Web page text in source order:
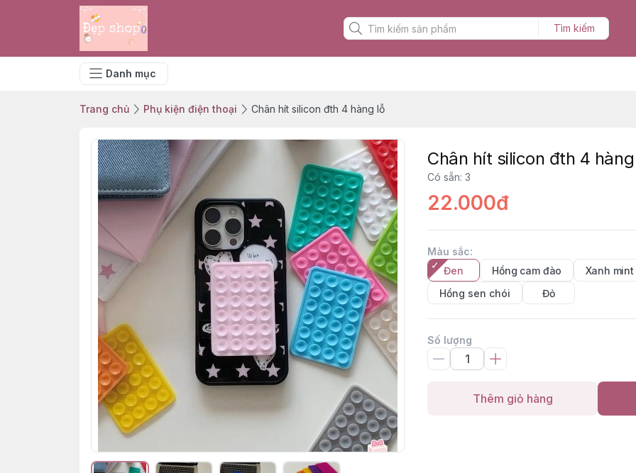
Tìm kiếm
Danh mục
Trang chủ Phụ kiện điện thoại Chân hít silicon đth 4 hàng lỗ
Chân hít silicon đth 4
Có sẵn: 3
22.000đ
Màu sắc:
Đen
Hồng cam đào Xanh mint
Hồng sen chói
Đỏ
Số lượng
Thêm giỏ hàng